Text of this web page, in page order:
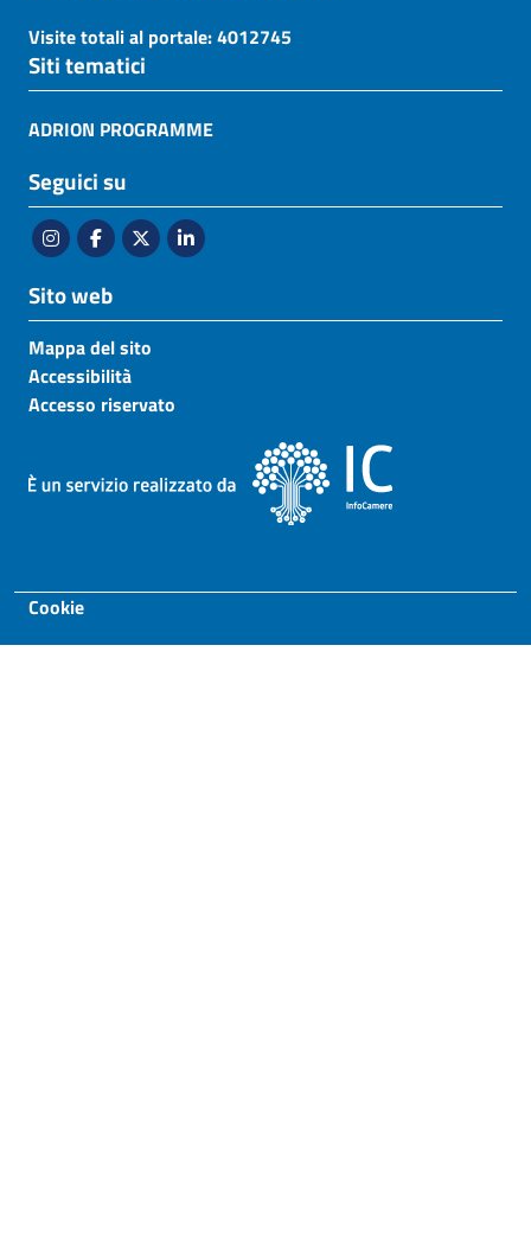
Visite totali al portale: 4012745
Siti tematici
ADRION PROGRAMME
Seguici su
Sito web
Mappa del sito
Accessibilità
Accesso riservato
Footer
Cookie